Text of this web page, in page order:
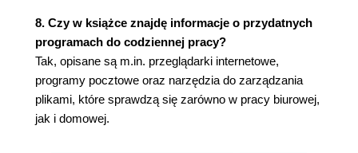
Połączenie komputera pracującego pod
systemem Kubuntu do pulpitu komputera z
systemem Windows XP Professional (143)
Połączenie komputera pracującego pod
systemem Windows Vista do pulpitu
komputera z systemem Kubuntu (149)
8. Czy w książce znajdę informacje o przydatnych
programach do codziennej pracy?
Tak, opisane są m.in. przeglądarki internetowe,
programy pocztowe oraz narzędzia do zarządzania
plikami, które sprawdzą się zarówno w pracy biurowej,
jak i domowej.